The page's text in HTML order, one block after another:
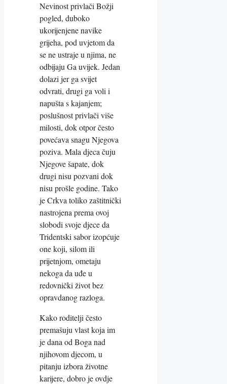
Nevinost privlači Božji
pogled, duboko
ukorijenjene navike
grijeha, pod uvjetom da
se ne ustraje u njima, ne
odbijaju Ga uvijek. Jedan
dolazi jer ga svijet
odvrati, drugi ga voli i
napušta s kajanjem;
poslušnost privlači više
milosti, dok otpor često
povećava snagu Njegova
poziva. Mala djeca čuju
Njegove šapate, dok
drugi nisu pozvani dok
nisu prošle godine. Tako
je Crkva toliko zaštitnički
nastrojena prema ovoj
slobodi svoje djece da
Tridentski sabor izopćuje
one koji, silom ili
prijetnjom, ometaju
nekoga da uđe u
redovnički život bez
opravdanog razloga.
Kako roditelji često
premašuju vlast koja im
je dana od Boga nad
njihovom djecom, u
pitanju izbora životne
karijere, dobro je ovdje